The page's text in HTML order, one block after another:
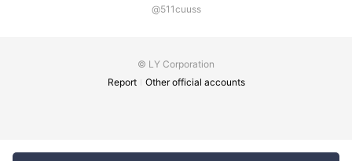
@511cuuss
© LY Corporation
Report
Other official accounts